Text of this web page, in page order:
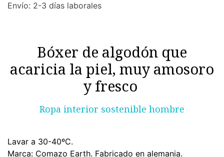
Envío: 2-3 días laborales
Bóxer de algodón que
acaricia la piel, muy amosoro
y fresco
Ropa interior sostenible hombre
Lavar a 30-40ºC.
Marca: Comazo Earth. Fabricado en alemania.